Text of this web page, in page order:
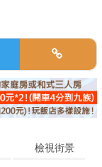
檢視街景